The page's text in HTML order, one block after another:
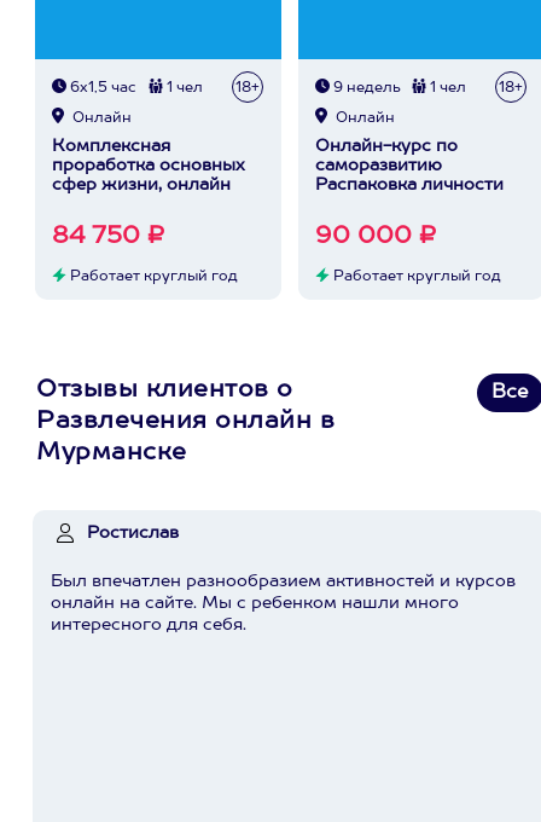
6х1,5 час 1 чел 18+
Онлайн
Комплексная
проработка основных
сфер жизни, онлайн
84 750 ₽
Работает круглый год
9 недель 1 чел 18+
Онлайн
Онлайн-курс по
саморазвитию
Распаковка личности
90 000 ₽
Работает круглый год
Отзывы клиентов о
Развлечения онлайн в
Мурманске
Все
Ростислав
Был впечатлен разнообразием активностей и курсов
онлайн на сайте. Мы с ребенком нашли много
интересного для себя.